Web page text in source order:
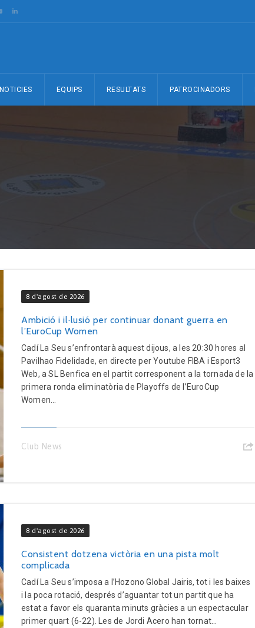
NOTICIES EQUIPS RESULTATS PATROCINADORS
8 d'agost de 2026
Ambició i il·lusió per continuar donant guerra en
l’EuroCup Women
Cadí La Seu s’enfrontarà aquest dijous, a les 20:30 hores al
Pavilhao Fidelidade, en directe per Youtube FIBA i Esport3
Web, a SL Benfica en el partit corresponent a la tornada de la
primera ronda eliminatòria de Playoffs de l’EuroCup
Women...
Club News
8 d'agost de 2026
Consistent dotzena victòria en una pista molt
complicada
Cadí La Seu s’imposa a l’Hozono Global Jairis, tot i les baixes
i la poca rotació, després d’aguantar tot un partit que ha
estat a favor els quaranta minuts gràcies a un espectacular
primer quart (6-22). Les de Jordi Acero han tornat...